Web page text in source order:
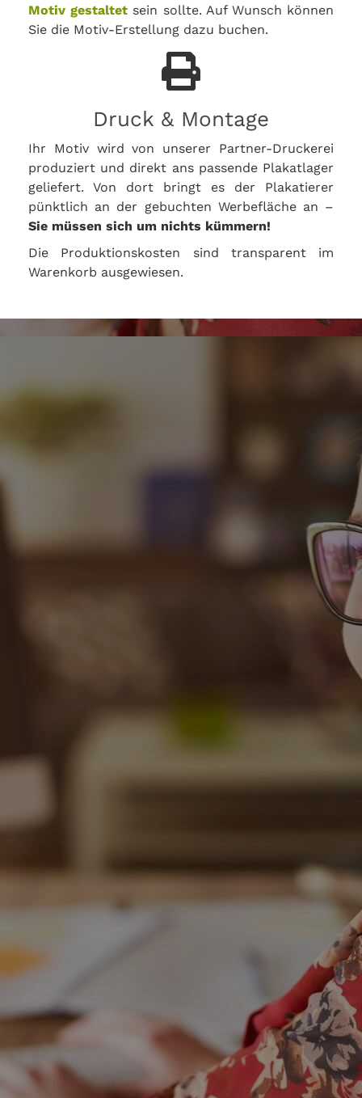
Motiv gestaltet sein sollte. Auf Wunsch können
Sie die Motiv-Erstellung dazu buchen.
Druck & Montage
Ihr Motiv wird von unserer Partner-Druckerei
produziert und direkt ans passende Plakatlager
geliefert. Von dort bringt es der Plakatierer
pünktlich an der gebuchten Werbefläche an –
Sie müssen sich um nichts kümmern!
Die Produktionskosten sind transparent im
Warenkorb ausgewiesen.